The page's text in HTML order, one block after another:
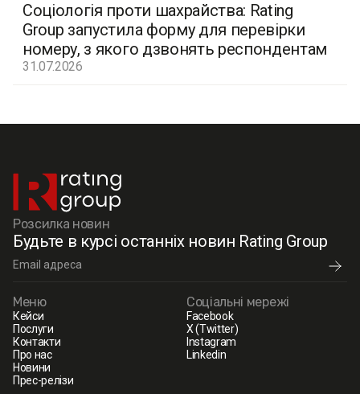
Соціологія проти шахрайства: Rating
Group запустила форму для перевірки
номеру, з якого дзвонять респондентам
31.07.2026
Розсилка новин
Будьте в курсі останніх новин Rating Group
Меню
Кейси
Послуги
Контакти
Про нас
Новини
Прес-релізи
Соціальні мережі
Facebook
X (Twitter)
Instagram
Linkedin